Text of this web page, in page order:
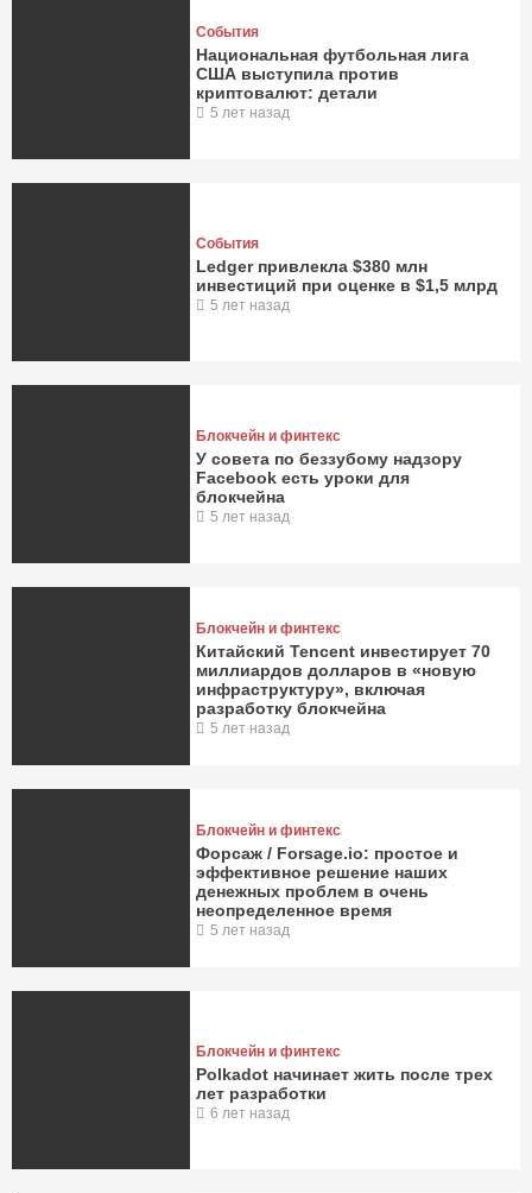
События
Национальная футбольная лига
США выступила против
криптовалют: детали
5 лет назад
События
Ledger привлекла $380 млн
инвестиций при оценке в $1,5 млрд
5 лет назад
Блокчейн и финтекс
У совета по беззубому надзору
Facebook есть уроки для
блокчейна
5 лет назад
Блокчейн и финтекс
Китайский Tencent инвестирует 70
миллиардов долларов в «новую
инфраструктуру», включая
разработку блокчейна
5 лет назад
Блокчейн и финтекс
Форсаж / Forsage.io: простое и
эффективное решение наших
денежных проблем в очень
неопределенное время
5 лет назад
Блокчейн и финтекс
Polkadot начинает жить после трех
лет разработки
6 лет назад